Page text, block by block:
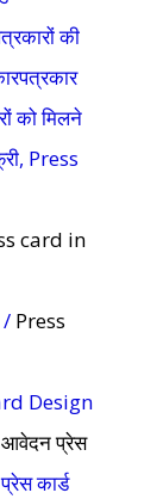
की
को मिलने
Press
card in
/ Press
Design
आवेदनप्रेस
कार्ड